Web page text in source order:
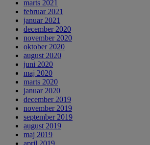
marts 2021
februar 2021
januar 2021
december 2020
november 2020
oktober 2020
august 2020
juni 2020
maj 2020
marts 2020
januar 2020
december 2019
november 2019
september 2019
august 2019
maj 2019